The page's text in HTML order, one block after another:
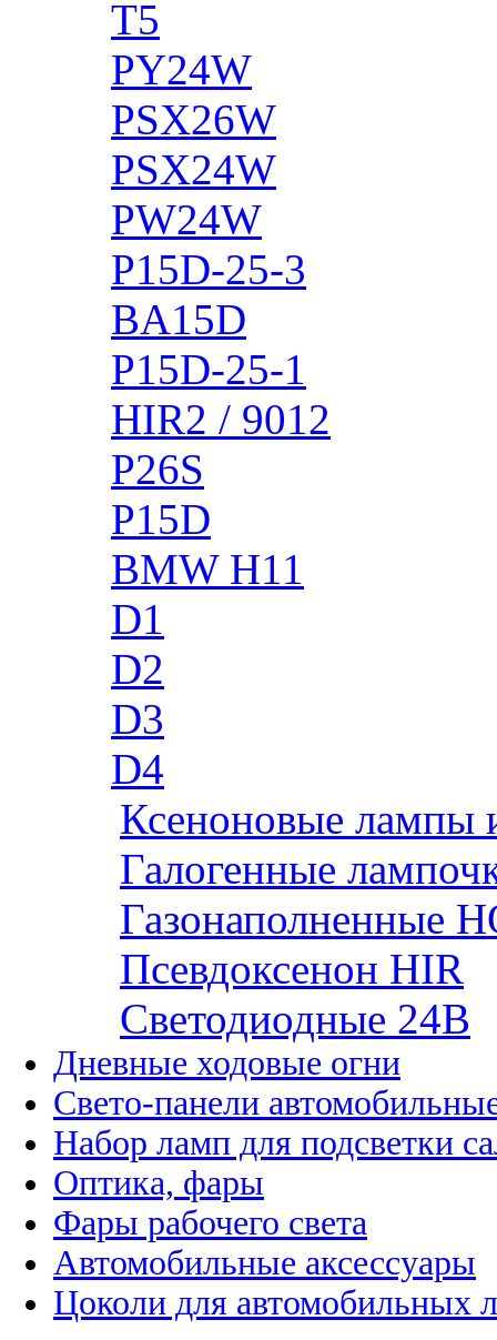
T5
PY24W
PSX26W
PSX24W
PW24W
P15D-25-3
BA15D
P15D-25-1
HIR2 / 9012
P26S
P15D
BMW H11
D1
D2
D3
D4
Ксеноновые лампы
Галогенные
Газонаполненные
Псевдоксенон HIR
Cветодиодные 24B
Дневные ходовые огни
Свето-панели
Набор ламп для подсветки
Оптика, фары
Фары рабочего света
Автомобильные аксессуары
Цоколи для автомобильных